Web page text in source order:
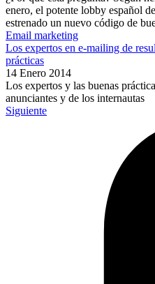
enero, el potente lobby español
estrenado un nuevo código de
Email marketing
Los expertos en e-mailing de
prácticas
14 Enero 2014
Los expertos y las buenas
anunciantes y de los internautas
Siguiente